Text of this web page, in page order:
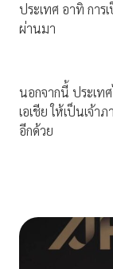
ประเทศ อาทิ กา
ผ่านมา
นอกจากนี้ ประเท
เอเชีย ให้เป็นเจ้า
อีกด้วย